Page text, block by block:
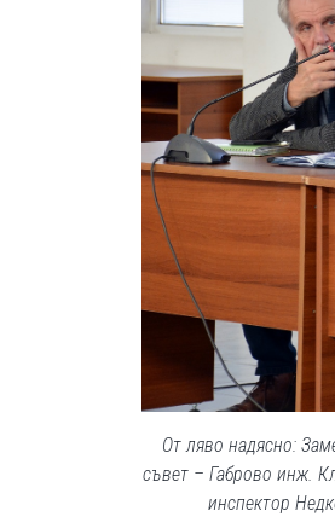
От ляво надясно:
съвет – Габрово инж.
инспектор